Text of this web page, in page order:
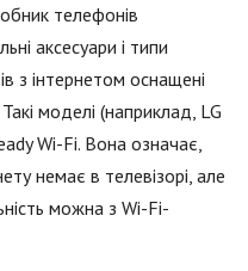
телефонів
аксесуари і типи
з інтернетом оснащені
моделі (наприклад, LG
Wi-Fi. Вона означає,
немає в телевізорі, але
можна з Wi-Fi-